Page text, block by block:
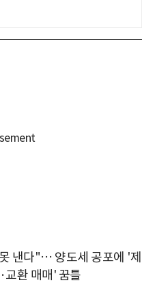
낸다"… 양도세 공포에 '제
교환 매매' 꿈틀